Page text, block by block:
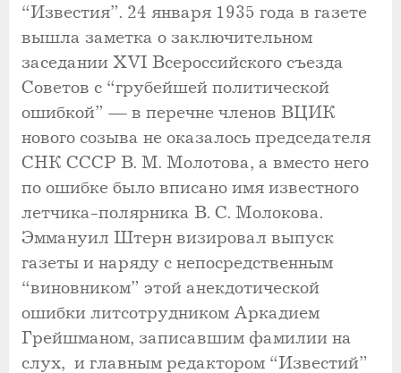
“Известия”. 24 января 1935 года в газете
вышла заметка о заключительном
заседании XVI Всероссийского съезда
Советов с “грубейшей политической
ошибкой” — в перечне членов ВЦИК
нового созыва не оказалось председателя
СНК СССР В. М. Молотова, а вместо него
по ошибке было вписано имя известного
летчика-полярника В. С. Молокова.
Эммануил Штерн визировал выпуск
газеты и наряду с непосредственным
“виновником” этой анекдотической
ошибки литсотрудником Аркадием
Грейшманом, записавшим фамилии на
слух, и главным редактором “Известий”